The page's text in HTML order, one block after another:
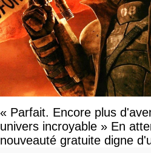
« Parfait. Encore plus
univers incroyable » En
nouveauté gratuite digne